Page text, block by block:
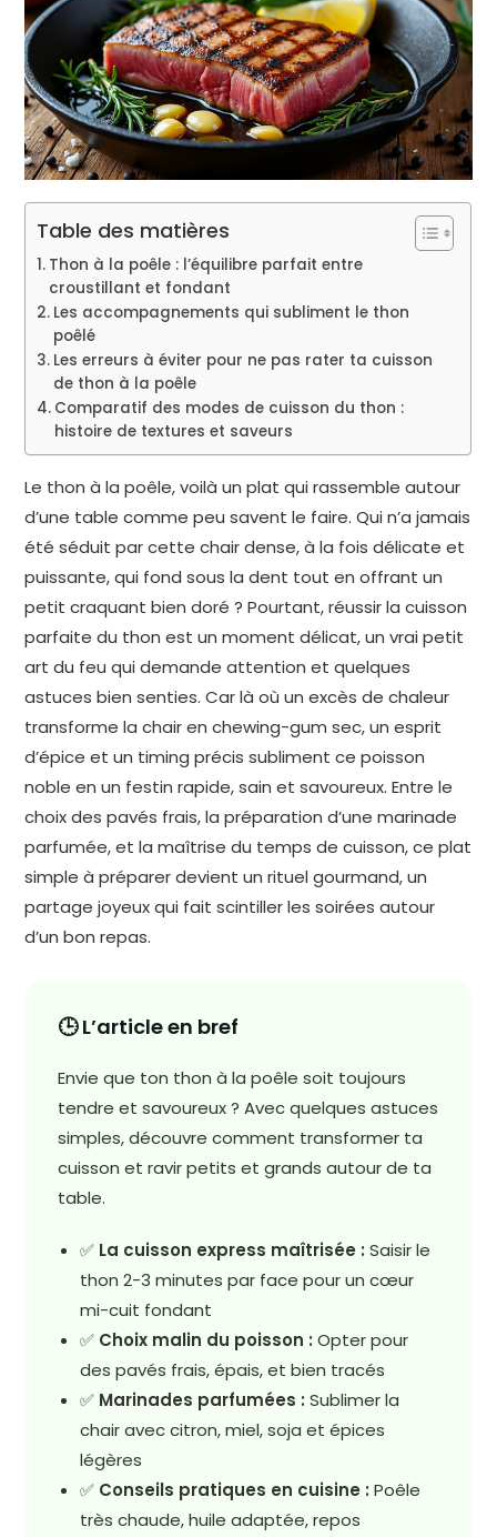
Table des matières
Thon à la poêle : l’équilibre parfait entre
croustillant et fondant
Les accompagnements qui subliment le thon
poêlé
Les erreurs à éviter pour ne pas rater ta cuisson
de thon à la poêle
Comparatif des modes de cuisson du thon :
histoire de textures et saveurs
Le thon à la poêle, voilà un plat qui rassemble autour
d’une table comme peu savent le faire. Qui n’a jamais
été séduit par cette chair dense, à la fois délicate et
puissante, qui fond sous la dent tout en offrant un
petit craquant bien doré ? Pourtant, réussir la cuisson
parfaite du thon est un moment délicat, un vrai petit
art du feu qui demande attention et quelques
astuces bien senties. Car là où un excès de chaleur
transforme la chair en chewing-gum sec, un esprit
d’épice et un timing précis subliment ce poisson
noble en un festin rapide, sain et savoureux. Entre le
choix des pavés frais, la préparation d’une marinade
parfumée, et la maîtrise du temps de cuisson, ce plat
simple à préparer devient un rituel gourmand, un
partage joyeux qui fait scintiller les soirées autour
d’un bon repas.
🕒 L’article en bref
Envie que ton thon à la poêle soit toujours
tendre et savoureux ? Avec quelques astuces
simples, découvre comment transformer ta
cuisson et ravir petits et grands autour de ta
table.
✅ La cuisson express maîtrisée : Saisir le
thon 2-3 minutes par face pour un cœur
mi-cuit fondant
✅ Choix malin du poisson : Opter pour
des pavés frais, épais, et bien tracés
✅ Marinades parfumées : Sublimer la
chair avec citron, miel, soja et épices
légères
✅ Conseils pratiques en cuisine : Poêle
très chaude, huile adaptée, repos